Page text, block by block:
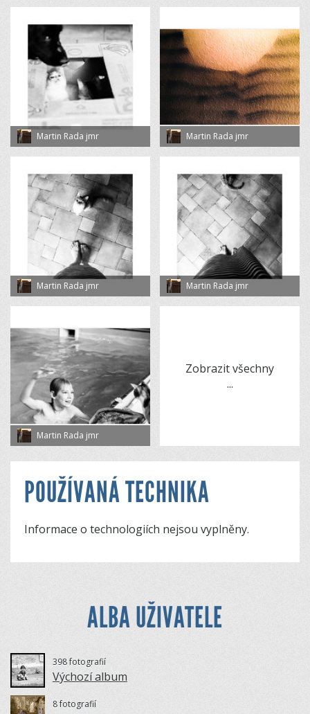
Martin Rada jmr Martin Rada jmr
Martin Rada jmr Martin Rada jmr
Martin Rada jmr
Zobrazit všechny
...
POUŽÍVANÁ TECHNIKA
Informace o technologiích nejsou vyplněny.
ALBA UŽIVATELE
398 fotografií
Výchozí album
8 fotografií